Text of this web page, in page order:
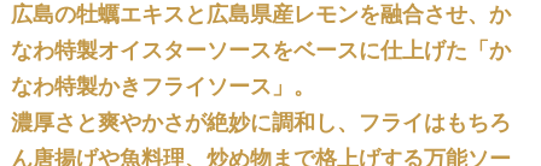
広島の牡蠣エキスと広島県産レモンを融合させ、 か
なわ特製オイスターソースをベースに仕上げた「か
なわ特製かきフライソース」。
濃厚さと爽やかさが絶妙に調和し、フライはもちろ
ん唐揚げや魚料理、炒め物まで格上げする万能ソー